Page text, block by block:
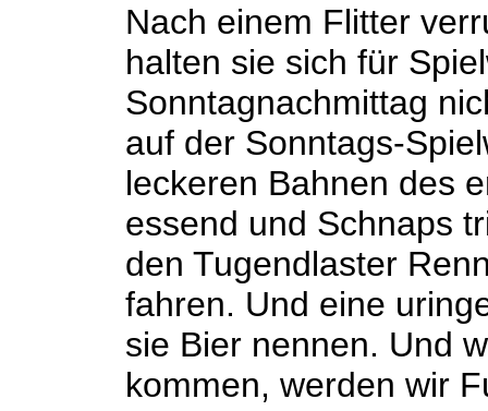
Nach einem Flitter
halten sie sich für
Sonntagnachmittag
auf der Sonntags-
leckeren Bahnen des
essend und Schnaps
den Tugendlaster
fahren. Und eine
sie Bier nennen. Und
kommen, werden wir